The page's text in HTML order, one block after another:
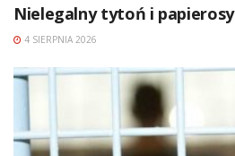
Nielegalny tytoń i papierosy
4 SIERPNIA 2026